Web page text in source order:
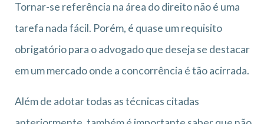
Tornar-se referência na área do direito não é uma
tarefa nada fácil. Porém, é quase um requisito
obrigatório para o advogado que deseja se destacar
em um mercado onde a concorrência é tão acirrada.
Além de adotar todas as técnicas citadas